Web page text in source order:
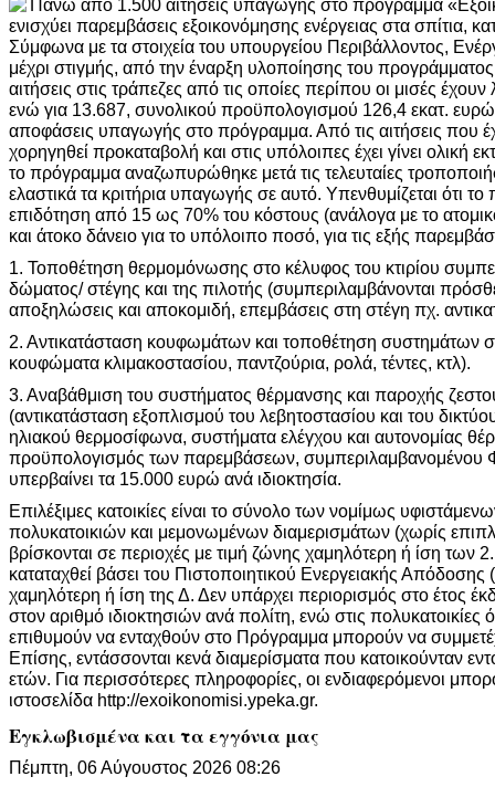
Πάνω από 1.500 αιτήσεις υπαγωγής στο πρόγραμμα
ενισχύει παρεμβάσεις εξοικονόμησης ενέργειας στα σπίτια,
Σύμφωνα με τα στοιχεία του υπουργείου Περιβάλλοντος,
μέχρι στιγμής, από την έναρξη υλοποίησης του
αιτήσεις στις τράπεζες από τις οποίες περίπου οι μισές
ενώ για 13.687, συνολικού προϋπολογισμού 126,4 εκατ.
αποφάσεις υπαγωγής στο πρόγραμμα. Από τις αιτήσεις που
χορηγηθεί προκαταβολή και στις υπόλοιπες έχει γίνει ολική
το πρόγραμμα αναζωπυρώθηκε μετά τις τελευταίες
ελαστικά τα κριτήρια υπαγωγής σε αυτό. Υπενθυμίζεται ότι
επιδότηση από 15 ως 70% του κόστους (ανάλογα με το
και άτοκο δάνειο για το υπόλοιπο ποσό, για τις εξής
1. Τοποθέτηση θερμομόνωσης στο κέλυφος του κτιρίου
δώματος/ στέγης και της πιλοτής (συμπεριλαμβάνονται
αποξηλώσεις και αποκομιδή, επεμβάσεις στη στέγη πχ.
2. Αντικατάσταση κουφωμάτων και τοποθέτηση συστημάτων
κουφώματα κλιμακοστασίου, παντζούρια, ρολά, τέντες, κτλ).
3. Αναβάθμιση του συστήματος θέρμανσης και παροχής
(αντικατάσταση εξοπλισμού του λεβητοστασίου και του
ηλιακού θερμοσίφωνα, συστήματα ελέγχου και αυτονομίας
προϋπολογισμός των παρεμβάσεων, συμπεριλαμβανομένου
υπερβαίνει τα 15.000 ευρώ ανά ιδιοκτησία.
Επιλέξιμες κατοικίες είναι το σύνολο των νομίμως
πολυκατοικιών και μεμονωμένων διαμερισμάτων (χωρίς
βρίσκονται σε περιοχές με τιμή ζώνης χαμηλότερη ή ίση των
καταταχθεί βάσει του Πιστοποιητικού Ενεργειακής
χαμηλότερη ή ίση της Δ. Δεν υπάρχει περιορισμός στο έτος
στον αριθμό ιδιοκτησιών ανά πολίτη, ενώ στις πολυκατοικίες
επιθυμούν να ενταχθούν στο Πρόγραμμα μπορούν να
Επίσης, εντάσσονται κενά διαμερίσματα που κατοικούνταν
ετών. Για περισσότερες πληροφορίες, οι ενδιαφερόμενοι
ιστοσελίδα http://exoikonomisi.ypeka.gr.
Εγκλωβισμένα και τα εγγόνια μας
Πέμπτη, 06 Αύγουστος 2026 08:26